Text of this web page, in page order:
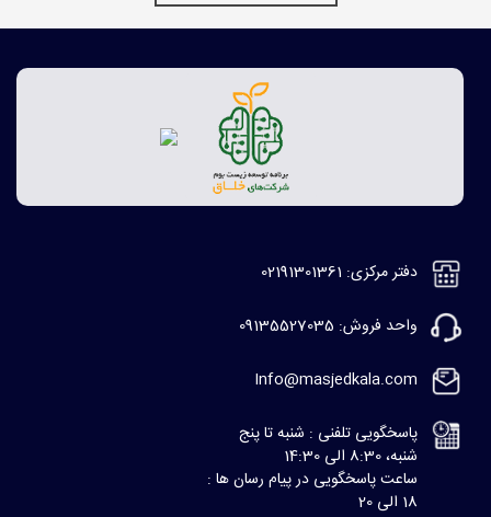
دفتر مرکزی: 02191301361
واحد فروش: 09135527035
Info@masjedkala.com
پاسخگویی تلفنی : شنبه تا پنج
شنبه، 8:30 الی 14:30
ساعت پاسخگویی در پیام رسان ها :
18 الی 20